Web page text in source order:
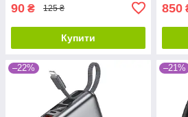
90 ₴ 125 ₴
Купити
850
–22% –21%